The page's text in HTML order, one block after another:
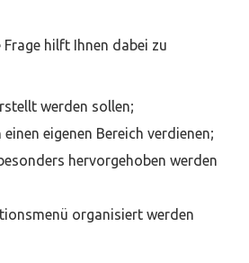
hilft Ihnen dabei zu
werden sollen;
eigenen Bereich verdienen;
hervorgehoben werden
organisiert werden